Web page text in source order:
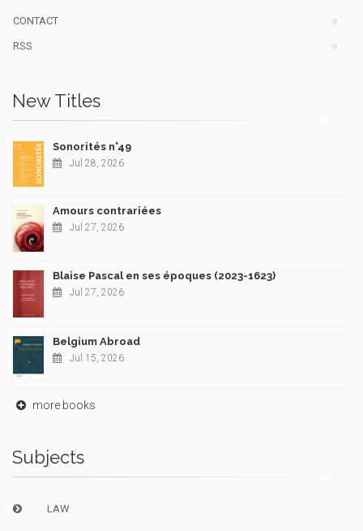
CONTACT
RSS
New Titles
Sonorités n°49
Jul 28, 2026
Amours contrariées
Jul 27, 2026
Blaise Pascal en ses époques (2023-1623)
Jul 27, 2026
Belgium Abroad
Jul 15, 2026
more books
Subjects
LAW